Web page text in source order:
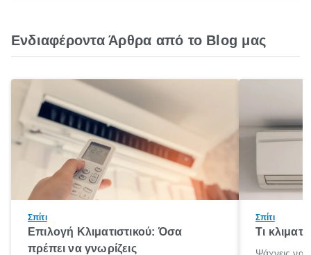
Ενδιαφέροντα Άρθρα από το Blog μας
Σπίτι
Επιλογή Κλιματιστικού: Όσα
πρέπει να γνωρίζεις
Σπίτι
Τι